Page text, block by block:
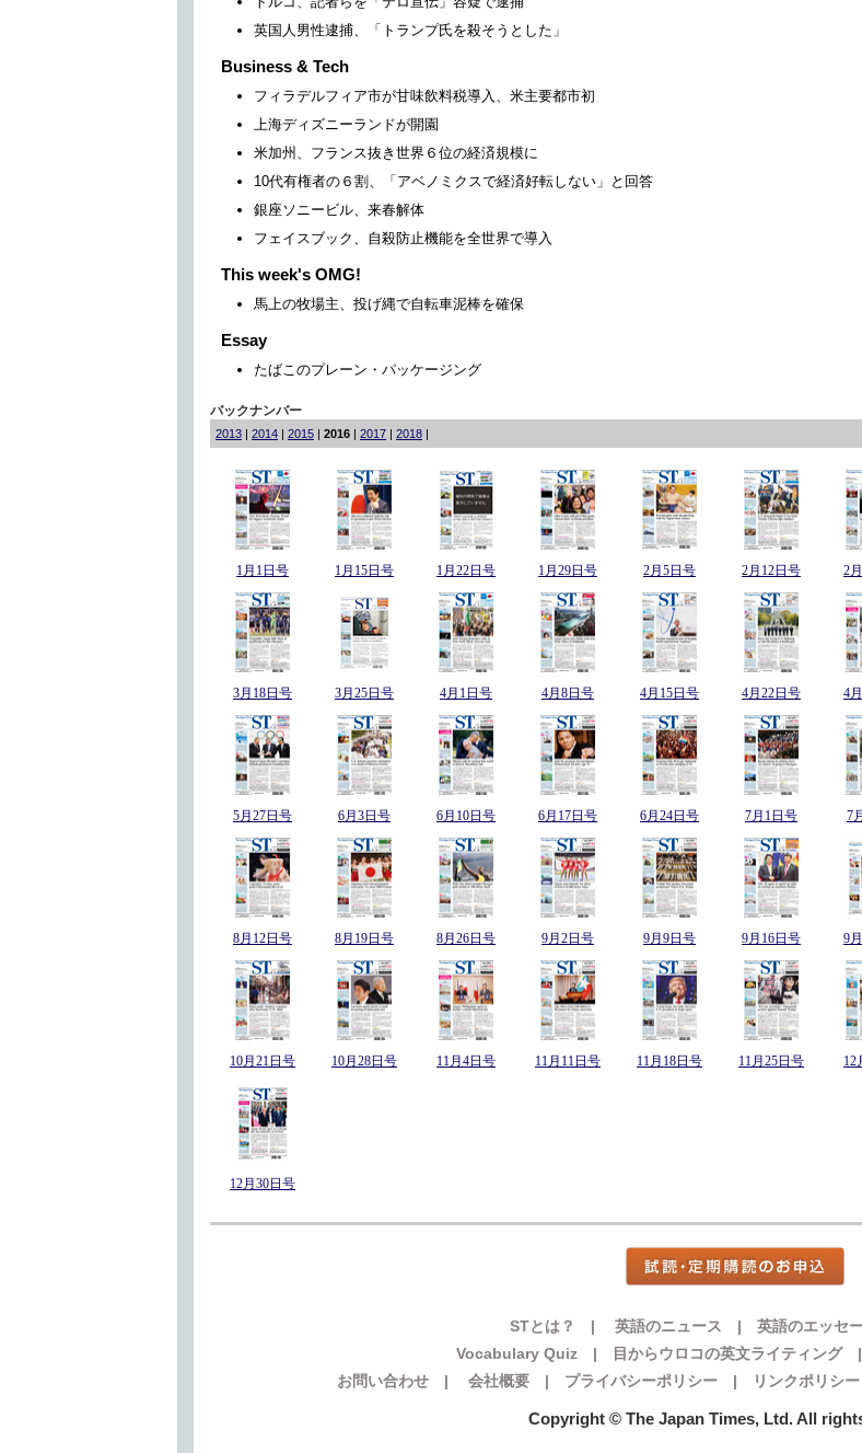
英国人男性逮捕、「トランプ氏を殺そうとした」
Business & Tech
フィラデルフィア市が甘味飲料税導入、米主要都市初
上海ディズニーランドが開園
米加州、フランス抜き世界６位の経済規模に
10代有権者の６割、「アベノミクスで経済好転しない」と回答
銀座ソニービル、来春解体
フェイスブック、自殺防止機能を全世界で導入
This week's OMG!
馬上の牧場主、投げ縄で自転車泥棒を確保
Essay
たばこのプレーン・パッケージング
バックナンバー
2013 2014 2015 2016 2017 2018
1月1日号 1月15日号 1月22日号 1月29日号 2月5日号 2月12日号 2
3月18日号 3月25日号 4月1日号 4月8日号 4月15日号 4月22日号 4
5月27日号 6月3日号 6月10日号 6月17日号 6月24日号 7月1日号 7
8月12日号 8月19日号 8月26日号 9月2日号 9月9日号 9月16日号 9
10月21日号 10月28日号 11月4日号 11月11日号 11月18日号 11月25日号 12
12月30日号
STとは？ | 英語のニュース | 英語のエッセ
Vocabulary Quiz| 目からウロコの英文ライティング
お問い合わせ | 会社概要 | プライバシーポリシー | リンクポリシー
Copyright © The Japan Times, Ltd. All